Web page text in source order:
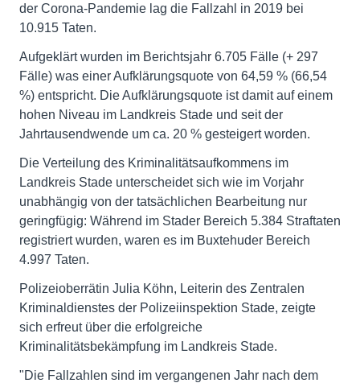
der Corona-Pandemie lag die Fallzahl in 2019 bei
10.915 Taten.
Aufgeklärt wurden im Berichtsjahr 6.705 Fälle (+ 297
Fälle) was einer Aufklärungsquote von 64,59 % (66,54
%) entspricht. Die Aufklärungsquote ist damit auf einem
hohen Niveau im Landkreis Stade und seit der
Jahrtausendwende um ca. 20 % gesteigert worden.
Die Verteilung des Kriminalitätsaufkommens im
Landkreis Stade unterscheidet sich wie im Vorjahr
unabhängig von der tatsächlichen Bearbeitung nur
geringfügig: Während im Stader Bereich 5.384 Straftaten
registriert wurden, waren es im Buxtehuder Bereich
4.997 Taten.
Polizeioberrätin Julia Köhn, Leiterin des Zentralen
Kriminaldienstes der Polizeiinspektion Stade, zeigte
sich erfreut über die erfolgreiche
Kriminalitätsbekämpfung im Landkreis Stade.
"Die Fallzahlen sind im vergangenen Jahr nach dem